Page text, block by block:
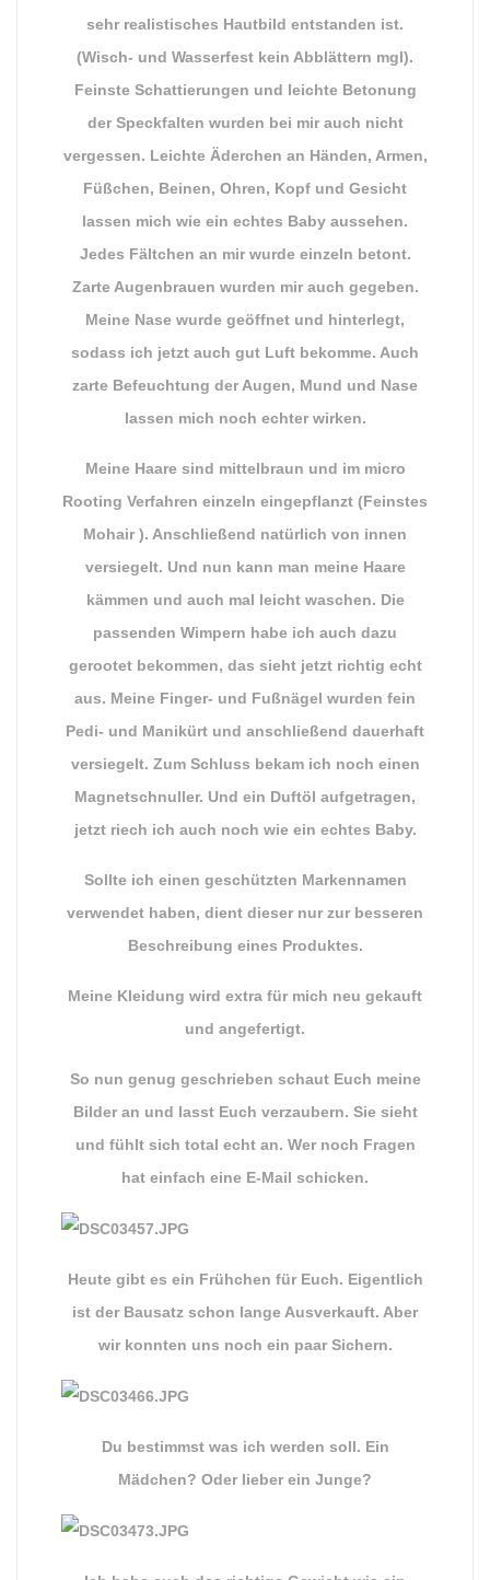
sehr realistisches Hautbild entstanden ist.
(Wisch- und Wasserfest kein Abblättern mgl).
Feinste Schattierungen und leichte Betonung
der Speckfalten wurden bei mir auch nicht
vergessen. Leichte Äderchen an Händen, Armen,
Füßchen, Beinen, Ohren, Kopf und Gesicht
lassen mich wie ein echtes Baby aussehen.
Jedes Fältchen an mir wurde einzeln betont.
Zarte Augenbrauen wurden mir auch gegeben.
Meine Nase wurde geöffnet und hinterlegt,
sodass ich jetzt auch gut Luft bekomme. Auch
zarte Befeuchtung der Augen, Mund und Nase
lassen mich noch echter wirken.
Meine Haare sind mittelbraun und im micro
Rooting Verfahren einzeln eingepflanzt (Feinstes
Mohair ). Anschließend natürlich von innen
versiegelt. Und nun kann man meine Haare
kämmen und auch mal leicht waschen. Die
passenden Wimpern habe ich auch dazu
gerootet bekommen, das sieht jetzt richtig echt
aus. Meine Finger- und Fußnägel wurden fein
Pedi- und Manikürt und anschließend dauerhaft
versiegelt. Zum Schluss bekam ich noch einen
Magnetschnuller. Und ein Duftöl aufgetragen,
jetzt riech ich auch noch wie ein echtes Baby.
Sollte ich einen geschützten Markennamen
verwendet haben, dient dieser nur zur besseren
Beschreibung eines Produktes.
Meine Kleidung wird extra für mich neu gekauft
und angefertigt.
So nun genug geschrieben schaut Euch meine
Bilder an und lasst Euch verzaubern. Sie sieht
und fühlt sich total echt an. Wer noch Fragen
hat einfach eine E-Mail schicken.
Heute gibt es ein Frühchen für Euch. Eigentlich
ist der Bausatz schon lange Ausverkauft. Aber
wir konnten uns noch ein paar Sichern.
Du bestimmst was ich werden soll. Ein
Mädchen? Oder lieber ein Junge?